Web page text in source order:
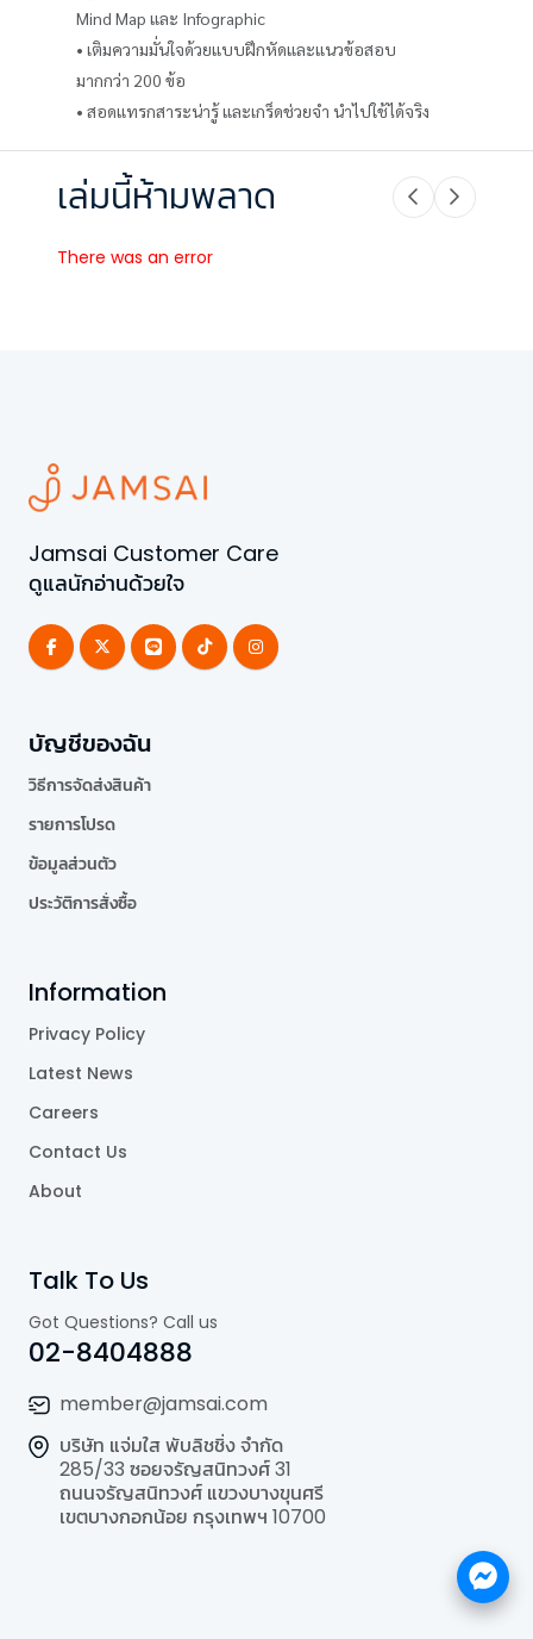
Mind Map และ Infographic
• เติมความมั่นใจด้วยแบบฝึกหัดและแนวข้อสอบ
มากกว่า 200 ข้อ
• สอดแทรกสาระน่ารู้ และเกร็ดช่วยจำ นำไปใช้ได้จริง
เล่มนี้ห้ามพลาด
There was an error
Jamsai Customer Care
ดูแลนักอ่านด้วยใจ
บัญชีของฉัน
วิธีการจัดส่งสินค้า
รายการโปรด
ข้อมูลส่วนตัว
ประวัติการสั่งซื้อ
Information
Privacy Policy
Latest News
Careers
Contact Us
About
Talk To Us
Got Questions? Call us
02-8404888
member@jamsai.com
บริษัท แจ่มใส พับลิชชิ่ง จำกัด
285/33 ซอยจรัญสนิทวงศ์ 31
ถนนจรัญสนิทวงศ์ แขวงบางขุนศรี
เขตบางกอกน้อย กรุงเทพฯ 10700